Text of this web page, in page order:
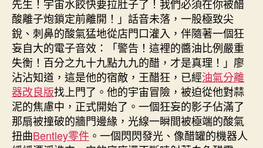
先生！宇宙水餃快要拉肚子了！我們必須在你被醋
酸離子炮鎖定前離開！」話音未落，一股極致尖
銳、刺鼻的酸氣猛地從店門口灌入，伴隨著一個狂
妄自大的電子音效：「警告！這裡的醬油比例嚴重
失衡！百分之九十九點九九的醋，才是真理！」廖
沾沾知道，這是他的宿敵，王醋狂，已經油氣分離
器改良版找上門了。他的宇宙冒險，被迫從他對蒜
泥的焦慮中，正式開始了。一個狂妄的影子佔滿了
那扇被撞破的牆門邊緣，光線一瞬間被極端的酸氣
扭曲Bentley零件 。一個閃閃發光、像醋罐的機器人